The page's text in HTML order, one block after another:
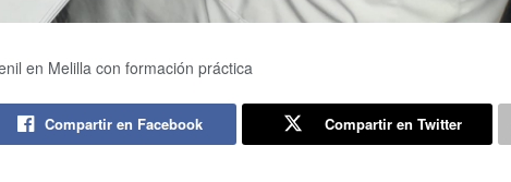
en Melilla con formación práctica
Compartir en Facebook Compartir en Twitter